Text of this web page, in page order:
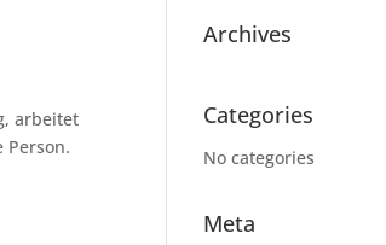
arbeitet
Person.
Archives
Categories
No categories
Meta